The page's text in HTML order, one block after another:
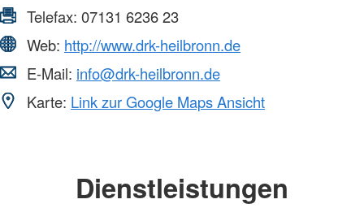
Telefax: 07131 6236 23
Web: http://www.drk-heilbronn.de
E-Mail: info@drk-heilbronn.de
Karte: Link zur Google Maps Ansicht
Dienstleistungen